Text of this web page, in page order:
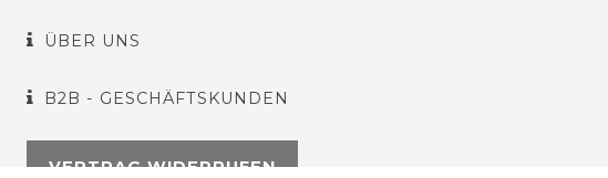
ÜBER UNS
B2B - GESCHÄFTSKUNDEN
VERTRAG WIDERRUFEN